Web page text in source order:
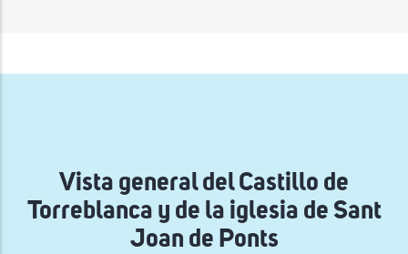
a
Vista general del Castillo de
Torreblanca y de la iglesia de Sant
Joan de Ponts